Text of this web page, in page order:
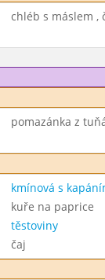
chléb s máslem ,
pomazánka z
kmínová s
kuře na paprice
těstoviny
čaj